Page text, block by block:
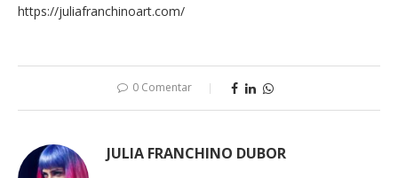
https://juliafranchinoart.com/
0 Comentar
JULIA FRANCHINO DUBOR